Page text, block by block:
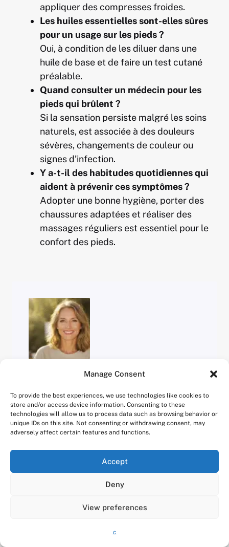
Manage Consent
To provide the best experiences, we use technologies like cookies to
store and/or access device information. Consenting to these
technologies will allow us to process data such as browsing behavior or
unique IDs on this site. Not consenting or withdrawing consent, may
adversely affect certain features and functions.
Accept
Deny
View preferences
c
appliquer des compresses froides.
Les huiles essentielles sont-elles sûres
pour un usage sur les pieds ?
Oui, à condition de les diluer dans une
huile de base et de faire un test cutané
préalable.
Quand consulter un médecin pour les
pieds qui brûlent ?
Si la sensation persiste malgré les soins
naturels, est associée à des douleurs
sévères, changements de couleur ou
signes d’infection.
Y a-t-il des habitudes quotidiennes qui
aident à prévenir ces symptômes ?
Adopter une bonne hygiène, porter des
chaussures adaptées et réaliser des
massages réguliers est essentiel pour le
confort des pieds.
Lorem ipsum amet elit morbi dolor tortor.
Vivamus eget mollis nostra ullam corper.
Pharetra torquent auctor metus felis nibh
velit. Natoque tellus semper taciti nostra.
Semper pharetra montes habitant congue
integer magnis.